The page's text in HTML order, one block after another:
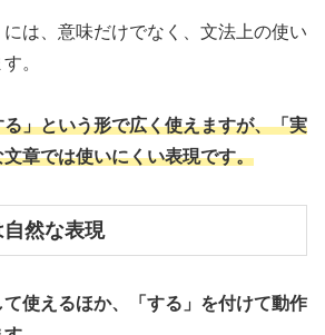
には、意味だけでなく、文法上の使い
。
」という形で広く使えますが、「実
章では使いにくい表現です。
自然な表現
て使えるほか、「する」を付けて動作